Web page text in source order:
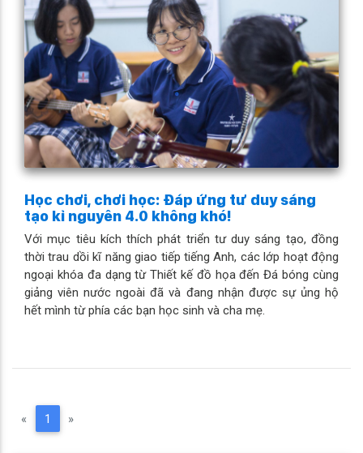
Học chơi, chơi học: Đáp ứng tư duy sáng
tạo kỉ nguyên 4.0 không khó!
Với mục tiêu kích thích phát triển tư duy sáng tạo, đồng
thời trau dồi kĩ năng giao tiếp tiếng Anh, các lớp hoạt động
ngoại khóa đa dạng từ Thiết kế đồ họa đến Đá bóng cùng
giảng viên nước ngoài đã và đang nhận được sự ủng hộ
hết mình từ phía các bạn học sinh và cha mẹ.
« 1 (current)
»